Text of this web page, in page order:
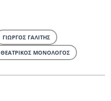
ΓΙΩΡΓΟΣ ΓΑΛΙΤΗΣ
ΘΕΑΤΡΙΚΟΣ ΜΟΝΟΛΟΓΟΣ